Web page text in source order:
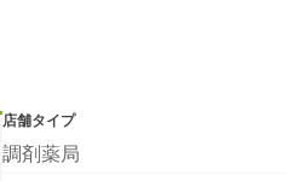
店舗タイプ
調剤薬局